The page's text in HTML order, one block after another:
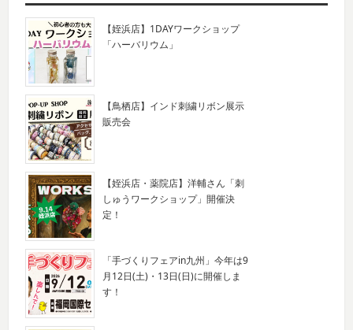
【姪浜店】1DAYワークショップ
「ハーバリウム」
【鳥栖店】インド刺繍リボン展示
販売会
【姪浜店・薬院店】洋輔さん「刺
しゅうワークショップ」開催決
定！
「手づくりフェアin九州」今年は9
月12日(土)・13日(日)に開催しま
す！